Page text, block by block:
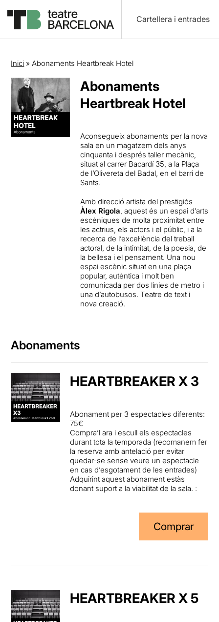
Cartellera i entrades
Inici »Abonaments Heartbreak Hotel
Abonaments
Heartbreak Hotel
Aconsegueix abonaments per la nova
sala en un magatzem dels anys
cinquanta i després taller mecànic,
situat al carrer Bacardí 35, a la Plaça
de l’Olivereta del Badal, en el barri de
Sants.
Amb direcció artista del prestigiós
Àlex Rigola, aquest és un espai d’arts
escèniques de molta proximitat entre
les actrius, els actors i el públic, i a la
recerca de l’excel·lència del treball
actoral, de la intimitat, de la poesia, de
la bellesa i el pensament. Una nou
espai escènic situat en una plaça
popular, autèntica i molt ben
comunicada per dos línies de metro i
una d’autobusos. Teatre de text i
nova creació.
Abonaments
HEARTBREAKER X 3
Abonament per 3 espectacles diferents:
75€
Compra’l ara i escull els espectacles
durant tota la temporada (recomanem fer
la reserva amb antelació per evitar
quedar-se sense veure un espectacle
en cas d’esgotament de les entrades)
Adquirint aquest abonament estàs
donant suport a la viabilitat de la sala. :
Comprar
HEARTBREAKER X 5